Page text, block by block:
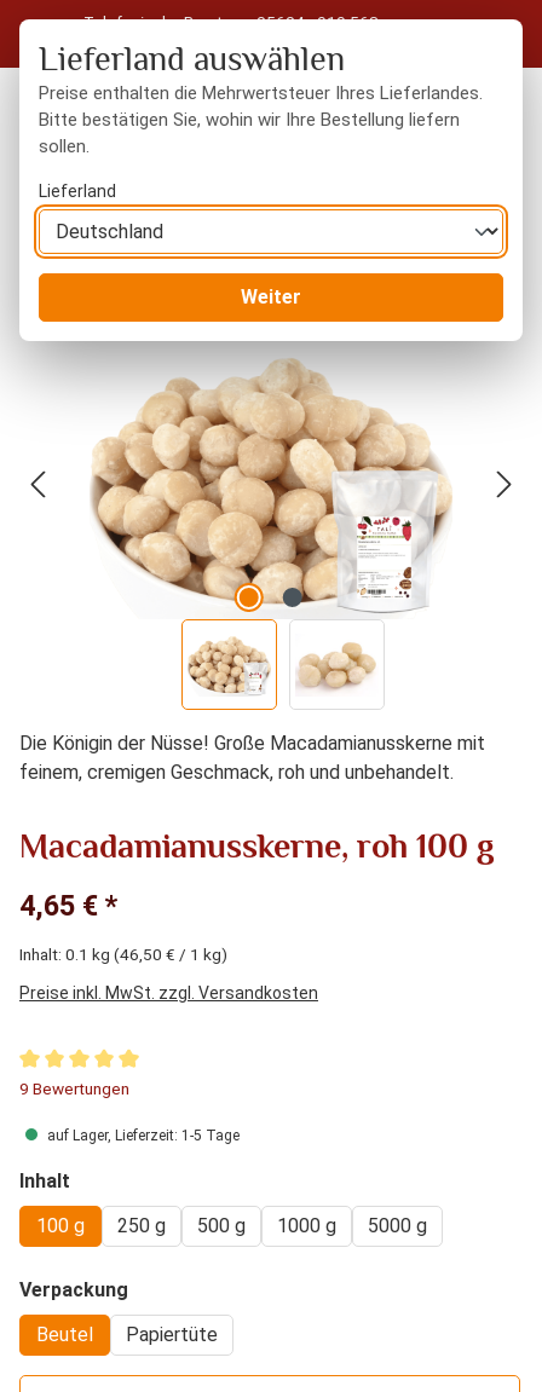
Zum Hauptinhalt springen
Telefonische Beratung: 05604 - 919 563
Kostenloser Versand in Deutschland ab 50 € Warenwert
Die Königin der Nüsse! Große Macadamianusskerne mit
feinem, cremigen Geschmack, roh und unbehandelt.
Macadamianusskerne, roh 100 g
4,65 € *
Inhalt: 0.1 kg (46,50 € / 1 kg)
Preise inkl. MwSt. zzgl. Versandkosten
Durchschnittliche Bewertung von 5 von 5 Sternen
9 Bewertungen
auf Lager, Lieferzeit: 1-5 Tage
Inhalt
100 g
250 g 500 g 1000 g 5000 g
Verpackung
Beutel
Papiertüte
Lieferland auswählen
Preise enthalten die Mehrwertsteuer Ihres Lieferlandes.
Bitte bestätigen Sie, wohin wir Ihre Bestellung liefern
sollen.
Lieferland
Weiter